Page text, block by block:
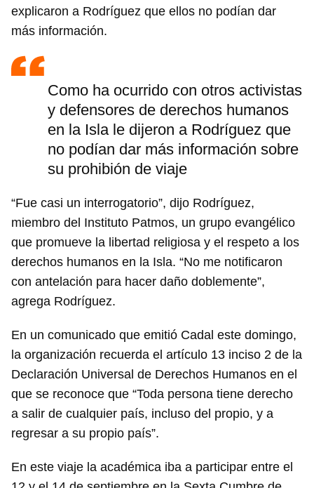
explicaron a Rodríguez que ellos no podían dar
más información.
Como ha ocurrido con otros activistas
y defensores de derechos humanos
en la Isla le dijeron a Rodríguez que
no podían dar más información sobre
su prohibión de viaje
“Fue casi un interrogatorio”, dijo Rodríguez,
miembro del Instituto Patmos, un grupo evangélico
que promueve la libertad religiosa y el respeto a los
derechos humanos en la Isla. “No me notificaron
con antelación para hacer daño doblemente”,
agrega Rodríguez.
En un comunicado que emitió Cadal este domingo,
la organización recuerda el artículo 13 inciso 2 de la
Declaración Universal de Derechos Humanos en el
que se reconoce que “Toda persona tiene derecho
a salir de cualquier país, incluso del propio, y a
regresar a su propio país”.
En este viaje la académica iba a participar entre el